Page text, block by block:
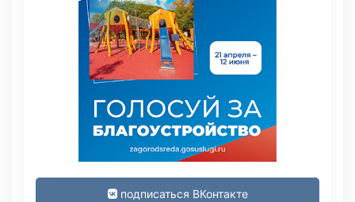
подписаться ВКонтакте